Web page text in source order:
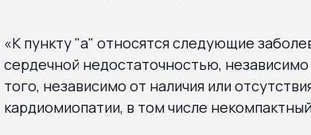
«К пункту "а" относятся следующие
сердечной недостаточностью,
того, независимо от наличия или
кардиомиопатии, в том числе